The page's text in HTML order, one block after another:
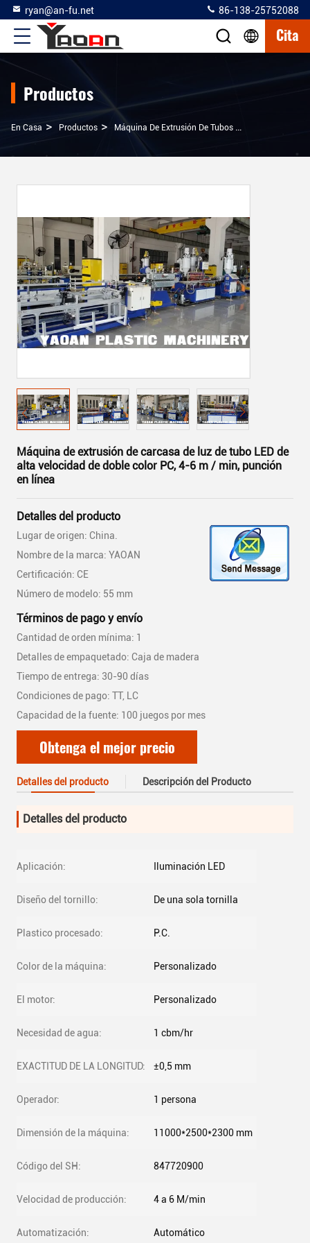
ryan@an-fu.net 86-138-25752088
Cita
Productos
En Casa > Productos > Máquina De Extrusión De Tubos De Iluminación LED
Máquina de extrusión de carcasa de luz de tubo LED de
alta velocidad de doble color PC, 4-6 m / min, punción
en línea
Detalles del producto
Lugar de origen: China.
Nombre de la marca: YAOAN
Certificación: CE
Número de modelo: 55 mm
Términos de pago y envío
Cantidad de orden mínima: 1
Detalles de empaquetado: Caja de madera
Tiempo de entrega: 30-90 días
Condiciones de pago: TT, LC
Capacidad de la fuente: 100 juegos por mes
Obtenga el mejor precio
Detalles del producto Descripción del Producto
Detalles del producto
Aplicación: Iluminación LED
Diseño del tornillo: De una sola tornilla
Plastico procesado: P.C.
Color de la máquina: Personalizado
El motor: Personalizado
Necesidad de agua: 1 cbm/hr
EXACTITUD DE LA LONGITUD: ±0,5 mm
Operador: 1 persona
Dimensión de la máquina: 11000*2500*2300 mm
Código del SH: 847720900
Velocidad de producción: 4 a 6 M/min
Automatización: Automático